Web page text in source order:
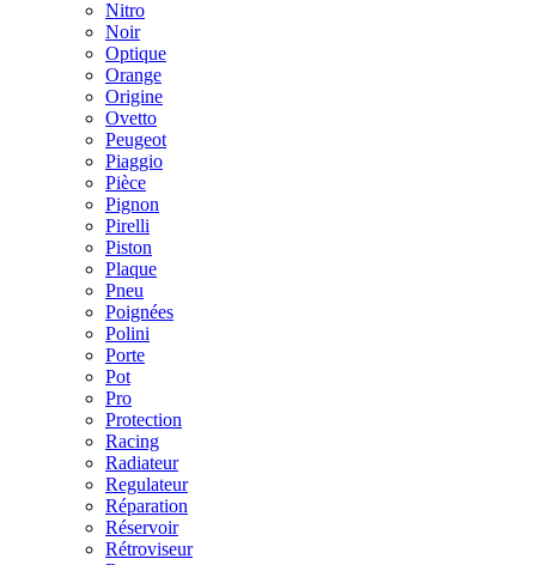
Nitro
Noir
Optique
Orange
Origine
Ovetto
Peugeot
Piaggio
Pièce
Pignon
Pirelli
Piston
Plaque
Pneu
Poignées
Polini
Porte
Pot
Pro
Protection
Racing
Radiateur
Regulateur
Réparation
Réservoir
Rétroviseur